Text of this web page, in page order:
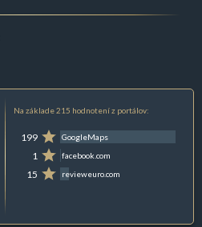
Na základe 215 hodnotení z portálov:
199 GoogleMaps
1 facebook.com
15 revieweuro.com